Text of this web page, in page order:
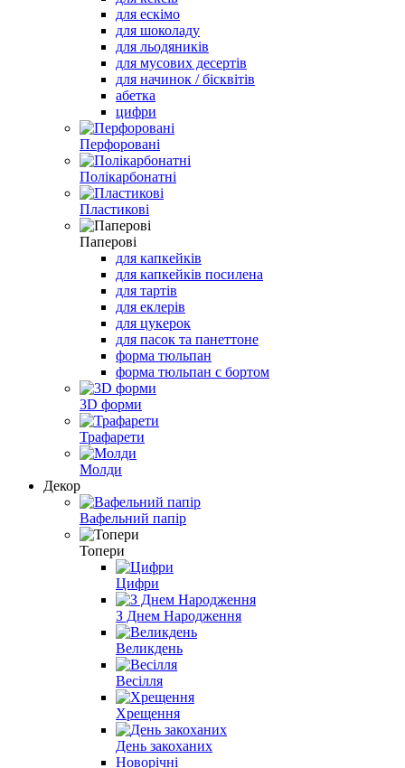
для ескімо
для шоколаду
для льодяників
для мусових десертів
для начинок / бісквітів
абетка
цифри
Перфоровані
Полікарбонатні
Пластикові
Паперові
для капкейків
для капкейків посилена
для тартів
для еклерів
для цукерок
для пасок та панеттоне
форма тюльпан
форма тюльпан с бортом
3D форми
Трафарети
Молди
Декор
Вафельний папір
Топери
Цифри
З Днем Народження
Великдень
Весілля
Хрещення
День закоханих
Новорічні